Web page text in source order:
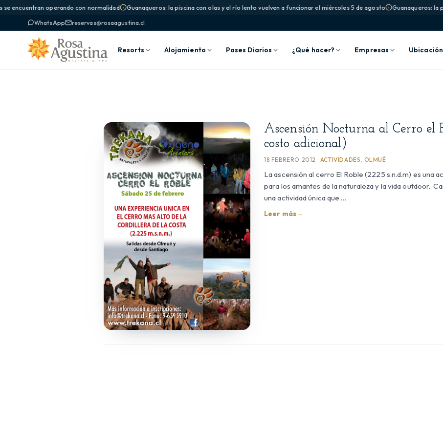
encuentran operando con normalidad Guanaqueros: la piscina con olas y el río lento vuelven a funcionar el miércoles 5 de agosto
Guanaqueros: la
WhatsApp
reservas@rosaagustina.cl
Resorts Alojamiento Pases Diarios ¿Qué hacer? Empresas Ubicación
Ascensión Nocturna al Cerro el
costo adicional)
18 FEBRERO 2012 · ACTIVIDADES, OLMUÉ
La ascensión al cerro El Roble (2225 s.n.d.m) es una
para los amantes de la naturaleza y la vida outdoor.
una actividad única que …
Leer más→